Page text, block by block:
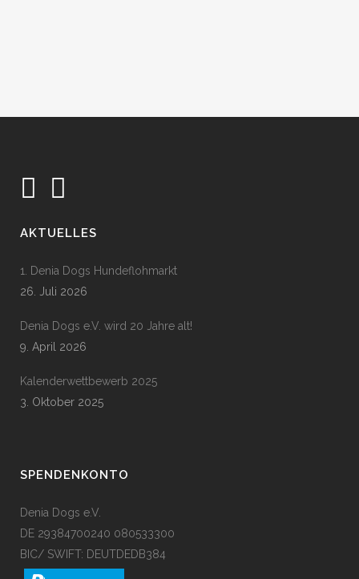
AKTUELLES
1. Denia Dogs Hundeflohmarkt
26. Juli 2026
Denia Dogs e.V. wird 20 Jahre alt!
9. April 2026
Kalenderwettbewerb 2025
3. Oktober 2025
SPENDENKONTO
Denia Dogs e.V.
DE 29384700240 080533300
BIC/ SWIFT: DEUTDEDB384